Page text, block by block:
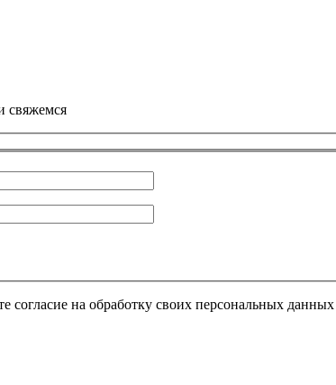
свяжемся
согласие на обработку своих персональных